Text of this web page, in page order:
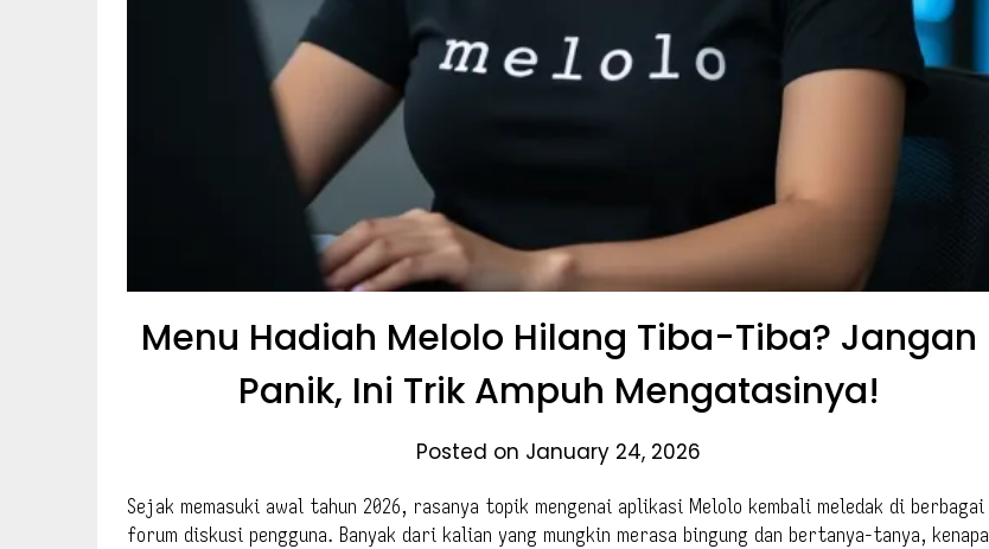
Menu Hadiah Melolo Hilang Tiba-Tiba? Jangan
Panik, Ini Trik Ampuh Mengatasinya!
Posted on January 24, 2026
Sejak memasuki awal tahun 2026, rasanya topik mengenai aplikasi Melolo kembali meledak di berbagai
forum diskusi pengguna. Banyak dari kalian yang mungkin merasa bingung dan bertanya-tanya, kenapa